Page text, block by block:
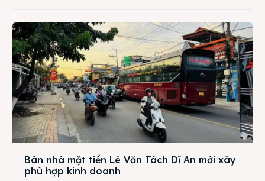
Bán nhà mặt tiền Lê Văn Tách Dĩ An mới xây
phù hợp kinh doanh